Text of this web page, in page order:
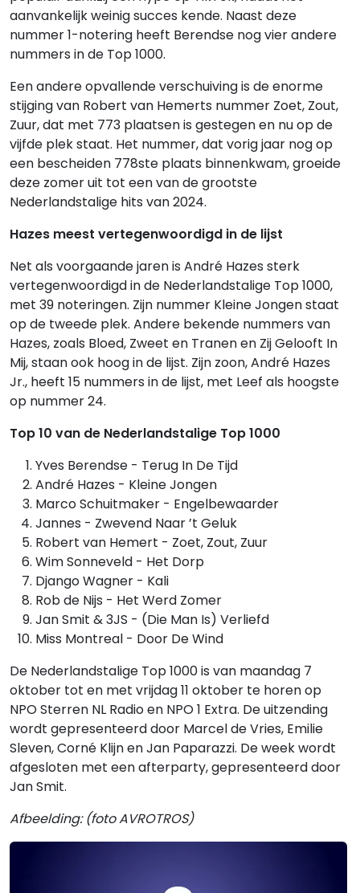
aanvankelijk weinig succes kende. Naast deze
nummer 1-notering heeft Berendse nog vier andere
nummers in de Top 1000.
Een andere opvallende verschuiving is de enorme
stijging van Robert van Hemerts nummer Zoet, Zout,
Zuur, dat met 773 plaatsen is gestegen en nu op de
vijfde plek staat. Het nummer, dat vorig jaar nog op
een bescheiden 778ste plaats binnenkwam, groeide
deze zomer uit tot een van de grootste
Nederlandstalige hits van 2024.
Hazes meest vertegenwoordigd in de lijst
Net als voorgaande jaren is André Hazes sterk
vertegenwoordigd in de Nederlandstalige Top 1000,
met 39 noteringen. Zijn nummer Kleine Jongen staat
op de tweede plek. Andere bekende nummers van
Hazes, zoals Bloed, Zweet en Tranen en Zij Gelooft In
Mij, staan ook hoog in de lijst. Zijn zoon, André Hazes
Jr., heeft 15 nummers in de lijst, met Leef als hoogste
op nummer 24.
Top 10 van de Nederlandstalige Top 1000
Yves Berendse - Terug In De Tijd
André Hazes - Kleine Jongen
Marco Schuitmaker - Engelbewaarder
Jannes - Zwevend Naar ’t Geluk
Robert van Hemert - Zoet, Zout, Zuur
Wim Sonneveld - Het Dorp
Django Wagner - Kali
Rob de Nijs - Het Werd Zomer
Jan Smit & 3JS - (Die Man Is) Verliefd
Miss Montreal - Door De Wind
De Nederlandstalige Top 1000 is van maandag 7
oktober tot en met vrijdag 11 oktober te horen op
NPO Sterren NL Radio en NPO 1 Extra. De uitzending
wordt gepresenteerd door Marcel de Vries, Emilie
Sleven, Corné Klijn en Jan Paparazzi. De week wordt
afgesloten met een afterparty, gepresenteerd door
Jan Smit.
Afbeelding: (foto AVROTROS)
Gerelateerde hitlijsten